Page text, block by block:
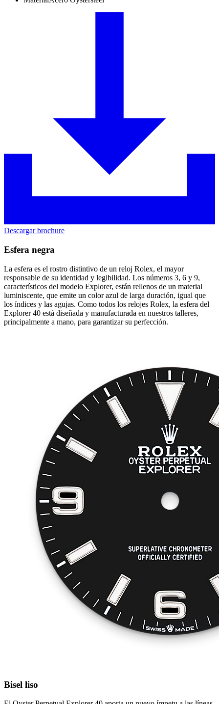
Descargar brochure
Esfera negra
La esfera es el rostro distintivo de un reloj Rolex, el mayor
responsable de su identidad y legibilidad. Los números 3, 6 y 9,
característicos del modelo Explorer, están rellenos de un material
luminiscente, que emite un color azul de larga duración, igual que
los índices y las agujas. Como todos los relojes Rolex, la esfera del
Explorer 40 está diseñada y manufacturada en nuestros talleres,
principalmente a mano, para garantizar su perfección.
Bisel liso